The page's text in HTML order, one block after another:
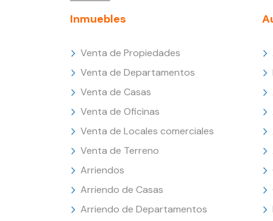
Inmuebles
Venta de Propiedades
Venta de Departamentos
Venta de Casas
Venta de Oficinas
Venta de Locales comerciales
Venta de Terreno
Arriendos
Arriendo de Casas
Arriendo de Departamentos